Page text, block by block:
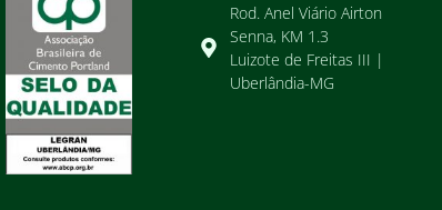
Rod. Anel Viário Airton
Senna, KM 1.3
Luizote de Freitas III |
Uberlândia-MG